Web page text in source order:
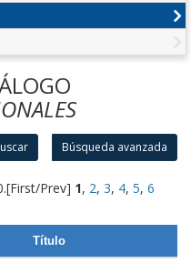
Búsqueda avanzada
[First/Prev] 1, 2, 3, 4, 5, 6
Título